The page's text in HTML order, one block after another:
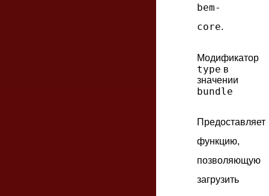
bem-
core.
Модификатор
type в
значении
bundle
Предоставляет
функцию,
позволяющую
загрузить